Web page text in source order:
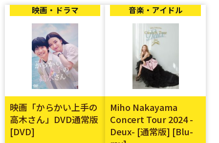
映画・ドラマ
映画「からかい上手の
高木さん」DVD通常版
[DVD]
音楽・アイドル
Miho Nakayama
Concert Tour 2024 -
Deux- [通常版] [Blu-